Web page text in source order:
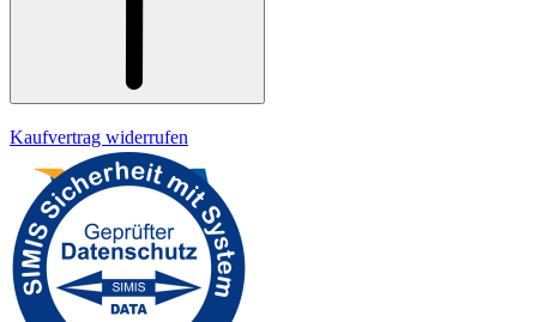
Kaufvertrag widerrufen